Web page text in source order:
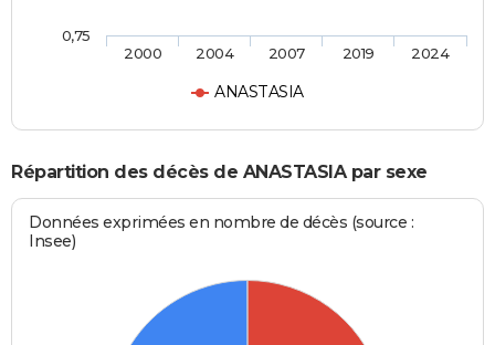
ANASTASIA
2000 2004 2007 2019 2024
0,75
Répartition des décès de ANASTASIA par sexe
Données exprimées en nombre de décès (source :
Insee)